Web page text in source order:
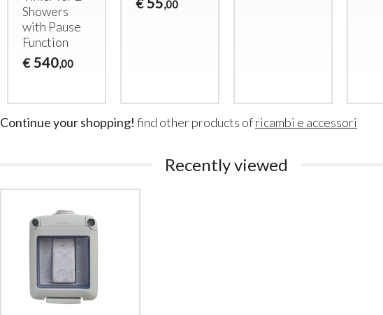
Showers
with Pause
Function
€ 540,00
€
,00
Continue your shopping! find other products ofricambi e accessori
Recently viewed
RFID Reader for Cards and
with 12Vdc Solenoid Valve
with 12Vdc Output
4
Lettore